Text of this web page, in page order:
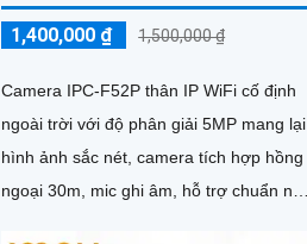
1,400,000 ₫ 1,500,000 ₫
Camera IPC-F52P thân IP WiFi cố định
ngoài trời với độ phân giải 5MP mang lại
hình ảnh sắc nét, camera tích hợp hồng
ngoại 30m, mic ghi âm, hỗ trợ chuẩn nén